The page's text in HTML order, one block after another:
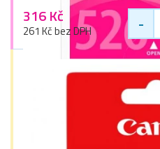
316 Kč
261 Kč bez DPH -